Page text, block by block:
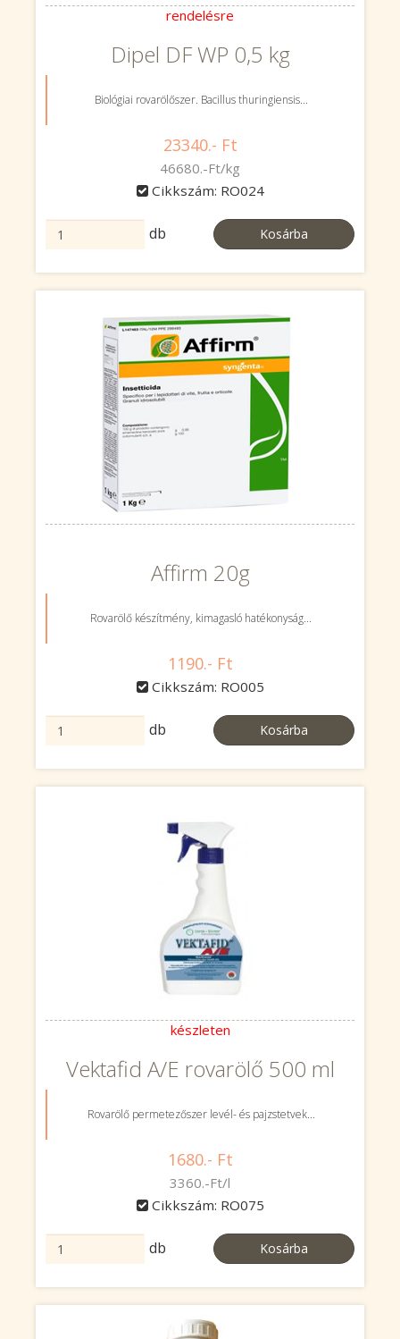
rendelésre
Dipel DF WP 0,5 kg
Biológiai rovarölőszer. Bacillus thuringiensis...
23340.- Ft
46680.-Ft/kg
Cikkszám: RO024
db Kosárba
Affirm 20g
Rovarölő készítmény, kimagasló hatékonyság...
1190.- Ft
Cikkszám: RO005
db Kosárba
készleten
Vektafid A/E rovarölő 500 ml
Rovarölő permetezőszer levél- és pajzstetvek...
1680.- Ft
3360.-Ft/l
Cikkszám: RO075
db Kosárba